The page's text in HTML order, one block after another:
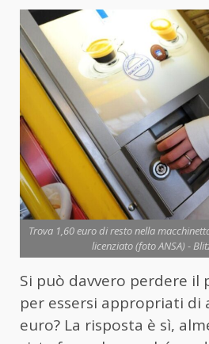
Trova 1,60 euro di resto nella
licenziato (foto ANSA) -
Si può davvero perdere il
per essersi appropriati di
euro? La risposta è sì,